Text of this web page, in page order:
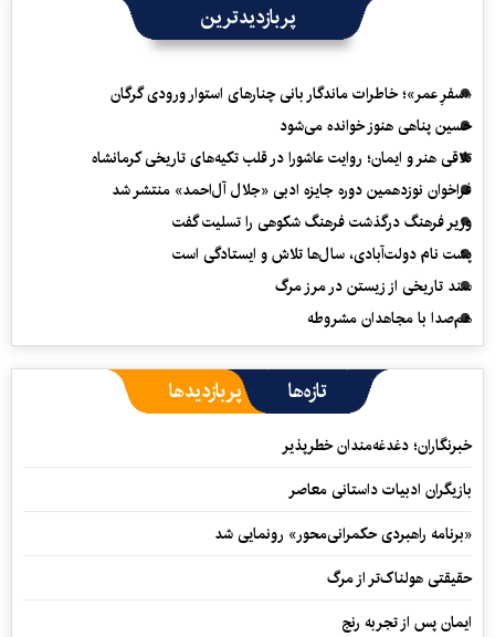
پربازدیدترین
«سفرِ عمر»؛ خاطرات ماندگار بانی چنارهای استوار ورودی گرگان
حسین پناهی هنوز خوانده می‌شود
تلاقی هنر و ایمان؛ روایت عاشورا در قلب تکیه‌های تاریخی کرمانشاه
فراخوان نوزدهمین دوره جایزه ادبی «جلال آل‌احمد» منتشر شد
وزیر فرهنگ درگذشت فرهنگ شکوهی را تسلیت گفت
پشت نام دولت‌آبادی، سال‌ها تلاش و ایستادگی است
سند تاریخی از زیستن در مرز مرگ
هم‌صدا با مجاهدان مشروطه
تازه‌ها پربازدیدها
خبرنگاران؛ دغدغه‌مندان خطرپذیر
بازیگران ادبیات داستانی معاصر
«برنامه راهبردی حکمرانی‌محور» رونمایی شد
حقیقتی هولناک‌تر از مرگ
ایمان پس از تجربه رنج